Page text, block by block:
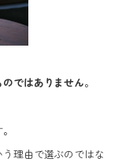
ではありません。
理由で選ぶのではな